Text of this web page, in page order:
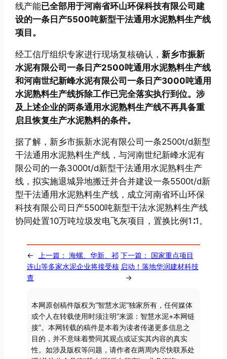
线产能已全部用于河南省环山环保科技有限公司建
设的一条日产5500吨新型干法通用水泥熟料生产线
项目。
经工信厅组织专家进行现场复核确认， 新乡市振新
水泥有限公司一条日产2500吨通用水泥熟料生产线
和河南世纪新峰水泥有限公司一条日产3000吨通用
水泥熟料生产线拆除工作已完全落实执行到位。涉
及上述企业的两条通用水泥熟料生产线不再具备重
启且恢复生产水泥熟料的条件。
据了解，新乡市振新水泥有限公司一条2500t/d新型
干法通用水泥熟料生产线，与河南世纪新峰水泥有
限公司的一条3000t/d新型干法通用水泥熟料生产
线，拟实施退城异地搬迁并合并建设一条5500t/d新
型干法通用水泥熟料生产线，成立河南省环山环保
科技有限公司日产5500吨新型干法水泥熟料生产线
协同处置10万吨垃圾发电飞灰项目，置换比例1∶1。
← 上一篇： 海螺、华新、祁
连山等多家水泥企业将接受核
查
下一篇：
国家重点项目
启动！落地华润建材科技
→
本网原创稿件版权为“智慧水泥”独家所有，任何媒体
或个人在转载使用时须注明“来源：智慧水泥+本网链
接”。本网转载的稿件是本着为读者传递更多信息之
目的，并不意味着赞同其观点或证实其内容的真实
性。如涉及版权等问题，请作者在两周内尽快联系处